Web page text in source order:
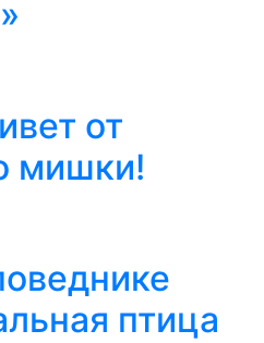
от
мишки!
птица